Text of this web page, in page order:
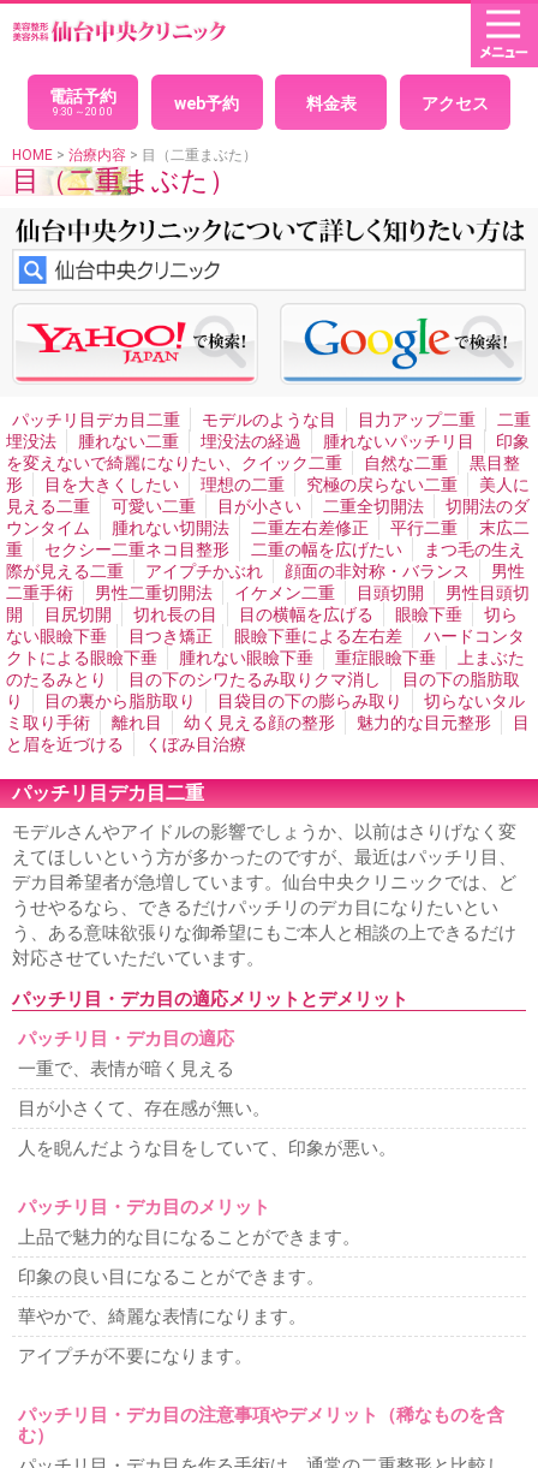
HOME
× 閉じる
パッチリ目デカ目二重
二重埋没法
腫れない二重 埋没法の経過
腫れないパッチ
リ目
印象を変えないで綺麗になりたい、クイック二重
自
然な二重
黒目整形 目を大きくしたい
の戻らない二重
美人に見える二重
い
二重全切開法 切開法のダウンタイム
二重左右差修正
平行二重 末広二重
セクシー二重ネコ目
整形
二重の幅を広げたい
まつ毛の生え際が見える二重
アイプチかぶれ
顔面の非対称・バランス
男性二重切開法
イケメン二重
目尻切開
切れ長の目 目の横幅を広げる 眼瞼下垂
切ら
ない眼瞼下垂
目つき矯正 眼瞼下垂による左右差
ハード
コンタクトによる眼瞼下垂
腫れない眼瞼下垂
重症眼瞼下
上まぶたのたるみとり
目の下のシワたるみ取りクマ消
膨らみ取り
切らないタルミ取り手術 離れ目
幼く見える
顔の整形
魅力的な目元整形 目と眉を近づける
くぼみ目
治療
プチ整形
目の下ヒアルロン酸注入
目の周りのシワ
涙袋形成、涙堂
形成
法令線ヒアルロン酸注入 口周りのシワ取り
口角ヒ
アルロン酸注入
上唇のシワ取りヒアルロン酸注入
エラ小
顔注射
小顔になりたい 鼻ヒアルロン酸注入
男性の隆鼻
ヒアルロン酸
顎ヒアルロン酸注入
ホホの窪みヒアルロン
酸注入
男性シワ取り 歯茎が見える
鼻、あご、唇
隆鼻、鼻プロテーゼ
鼻筋を通す
鼻の穴を見えなくする
鼻の穴が大きい
小鼻縮小・鼻幅縮小
鼻尖縮小・鼻尖形成
鼻を小さくする
鼻が横に広がっている
お勧め鼻整形
鼻中隔延長
整える整形
あごプロテーゼ、あご形成術 顎がない
顎の
ラインを出す
割れアゴ修正 アゴ梅干し あご削り
顎の
短縮・短くしたい
輪郭形成 顔が長い・面長
顎が出てい
る
下顎の突出 顎が大きい しゃくれ顔の修正
下顔面・
中顔面の短縮
エラ削り・エラ骨切り エラが大きい
エラ
を小さくしたい
顔が大きい 口元をハッキリさせたい
口
唇縮小
たらこ唇 ぽってり唇 アヒル口 ガミースマイル
フェイスリフト
ネックリフト 目元の若返り
ゴルゴ線を
消したい
顔のたるみ
脂肪吸引
顔、首の脂肪吸引
ホホ、アゴの脂肪吸引
ャープに
顔痩せ・顔太り 二重顎を治したい
二の腕の脂
肪吸引
耳たぶが切れた
難易度の高い美容整形
カミングアウト整形
アイドル顔整形
フルカスタム整形
可愛くなりたい
綺麗になりたい
お任せ美容整形
整形シンデレラ 美人になりたい
薄毛治療
ハーグ療法 男性の薄毛治療 女性の薄毛治療
電話予約
9:30～20:00 web予約 料金表 アクセス
HOME > 治療内容 > 目（二重まぶた）
目（二重まぶた）
パッチリ目デカ目二重 モデルのような目 目力アップ二重
二重
埋没法
腫れない二重 埋没法の経過 腫れないパッチリ目
印象
を変えないで綺麗になりたい、クイック二重
自然な二重
黒目整
形
目を大きくしたい 理想の二重 究極の戻らない二重
美人に
見える二重
可愛い二重 目が小さい 二重全切開法
切開法のダ
ウンタイム
腫れない切開法 二重左右差修正 平行二重
末広二
重
セクシー二重ネコ目整形 二重の幅を広げたい
まつ毛の生え
際が見える二重
アイプチかぶれ 顔面の非対称・バランス
男性
二重手術
男性二重切開法 イケメン二重 目頭切開
男性目頭切
開
目尻切開 切れ長の目 目の横幅を広げる 眼瞼下垂
切ら
ない眼瞼下垂
目つき矯正 眼瞼下垂による左右差
ハードコンタ
クトによる眼瞼下垂
腫れない眼瞼下垂 重症眼瞼下垂
上まぶた
のたるみとり
目の下のシワたるみ取りクマ消し
目の下の脂肪取
り
目の裏から脂肪取り 目袋目の下の膨らみ取り
切らないタル
ミ取り手術
離れ目 幼く見える顔の整形 魅力的な目元整形
目
と眉を近づける
くぼみ目治療
パッチリ目デカ目二重
モデルさんやアイドルの影響でしょうか、以前はさりげなく変
えてほしいという方が多かったのですが、最近はパッチリ目、
デカ目希望者が急増しています。仙台中央クリニックでは、ど
うせやるなら、できるだけパッチリのデカ目になりたいとい
う、ある意味欲張りな御希望にもご本人と相談の上できるだけ
対応させていただいています。
パッチリ目・デカ目の適応メリットとデメリット
パッチリ目・デカ目の適応
一重で、表情が暗く見える
目が小さくて、存在感が無い。
人を睨んだような目をしていて、印象が悪い。
パッチリ目・デカ目のメリット
上品で魅力的な目になることができます。
印象の良い目になることができます。
華やかで、綺麗な表情になります。
アイプチが不要になります。
パッチリ目・デカ目の注意事項やデメリット（稀なものを含
む）